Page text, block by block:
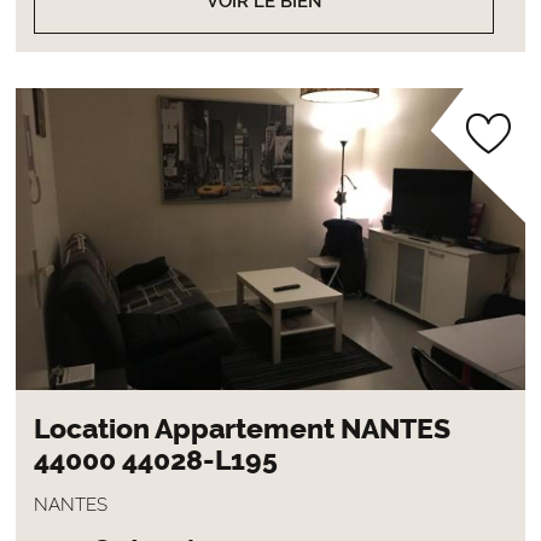
Location Appartement NANTES
44000 44028-L195
NANTES